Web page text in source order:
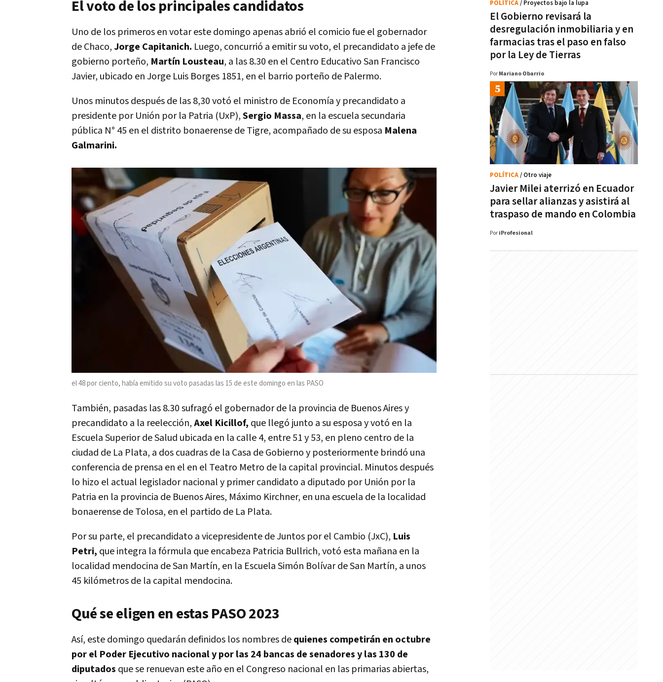
El voto de los principales candidatos
Uno de los primeros en votar este domingo apenas abrió el comicio fue el gobernador
de Chaco,Jorge Capitanich. Luego, concurrió a emitir su voto, el precandidato a jefe de
gobierno porteño, Martín Lousteau, a las 8.30 en el Centro Educativo San Francisco
Javier, ubicado en Jorge Luis Borges 1851, en el barrio porteño de Palermo.
Unos minutos después de las 8,30 votó el ministro de Economía y precandidato a
presidente por Unión por la Patria (UxP),Sergio Massa, en la escuela secundaria
pública N° 45 en el distrito bonaerense de Tigre, acompañado de su esposa Malena
Galmarini.
el 48 por ciento, había emitido su voto pasadas las 15 de este domingo en las PASO
También, pasadas las 8.30 sufragó el gobernador de la provincia de Buenos Aires y
precandidato a la reelección,Axel Kicillof, que llegó junto a su esposa y votó en la
Escuela Superior de Salud ubicada en la calle 4, entre 51 y 53, en pleno centro de la
ciudad de La Plata, a dos cuadras de la Casa de Gobierno y posteriormente brindó una
conferencia de prensa en el en el Teatro Metro de la capital provincial. Minutos después
lo hizo el actual legislador nacional y primer candidato a diputado por Unión por la
Patria en la provincia de Buenos Aires, Máximo Kirchner, en una escuela de la localidad
bonaerense de Tolosa, en el partido de La Plata.
Por su parte, el precandidato a vicepresidente de Juntos por el Cambio (JxC), Luis
Petri, que integra la fórmula que encabeza Patricia Bullrich, votó esta mañana en la
localidad mendocina de San Martín, en la Escuela Simón Bolívar de San Martín, a unos
45 kilómetros de la capital mendocina.
Qué se eligen en estas PASO 2023
Así, este domingo quedarán definidos los nombres dequienes competirán en octubre
por el Poder Ejecutivo nacional y por las 24 bancas de senadores y las 130 de
diputados que se renuevan este año en el Congreso nacional en las primarias abiertas,
El Gobierno revisará la
desregulación inmobiliaria y en
farmacias tras el paso en falso
por la Ley de Tierras
POLÍTICA/ Proyectos bajo la lupa
Por Mariano Obarrio
Javier Milei aterrizó en Ecuador
para sellar alianzas y asistirá al
traspaso de mando en Colombia
POLÍTICA/ Otro viaje
Por iProfesional